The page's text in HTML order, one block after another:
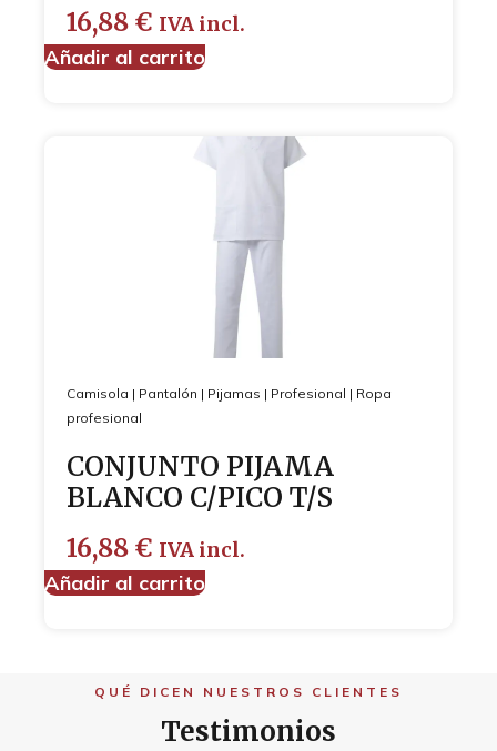
16,88 € IVA incl.
Añadir al carrito
Camisola | Pantalón | Pijamas | Profesional | Ropa
profesional
CONJUNTO PIJAMA
BLANCO C/PICO T/S
16,88 € IVA incl.
Añadir al carrito
QUÉ DICEN NUESTROS CLIENTES
Testimonios